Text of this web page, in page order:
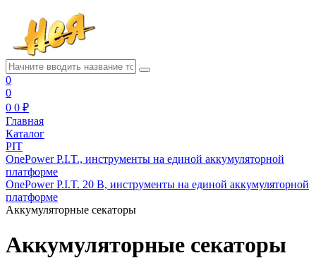
0
0
0 0 ₽
Главная
Каталог
PIT
OnePower P.I.T., инструменты на единой аккумуляторной
платформе
OnePower P.I.T. 20 В, инструменты на единой аккумуляторной
платформе
Аккумуляторные секаторы
Аккумуляторные секаторы